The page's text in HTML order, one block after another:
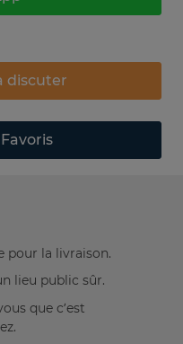
discuter
pour la livraison.
lieu public sûr.
que c’est